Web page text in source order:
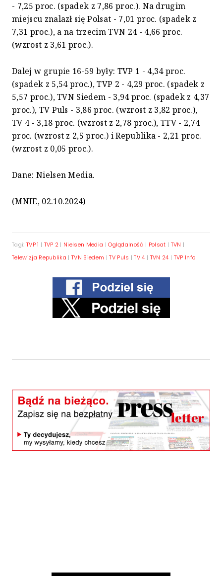
- 7,25 proc. (spadek z 7,86 proc.). Na drugim
miejscu znalazł się Polsat - 7,01 proc. (spadek z
7,31 proc.), a na trzecim TVN 24 - 4,66 proc.
(wzrost z 3,61 proc.).
Dalej w grupie 16-59 były: TVP 1 - 4,34 proc.
(spadek z 5,54 proc.), TVP 2 - 4,29 proc. (spadek z
5,57 proc.), TVN Siedem - 3,94 proc. (spadek z 4,37
proc.), TV Puls - 3,86 proc. (wzrost z 3,82 proc.),
TV 4 - 3,18 proc. (wzrost z 2,78 proc.), TTV - 2,74
proc. (wzrost z 2,5 proc.) i Republika - 2,21 proc.
(wzrost z 0,05 proc.).
Dane: Nielsen Media.
(MNIE, 02.10.2024)
Tagi: TVP 1 | TVP 2 | Nielsen Media |Oglądalność | Polsat | TVN |
Telewizja Republika |TVN Siedem |TV Puls |TV 4 | TVN 24 | TVP Info